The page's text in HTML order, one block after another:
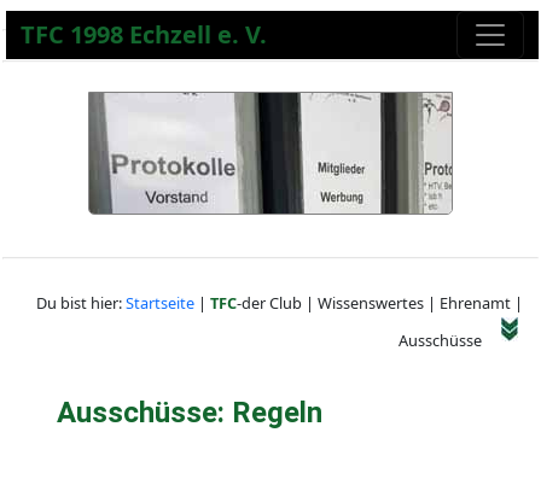
TFC 1998 Echzell e. V.
Du bist hier:Startseite| TFC-der Club | Wissenswertes | Ehrenamt |
Ausschüsse
Ausschüsse: Regeln